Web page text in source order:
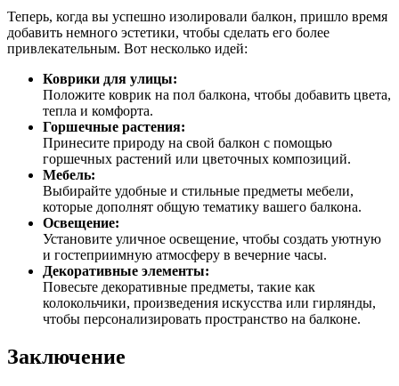
Теперь, когда вы успешно изолировали балкон, пришло время
добавить немного эстетики, чтобы сделать его более
привлекательным. Вот несколько идей:
Коврики для улицы:
Положите коврик на пол балкона, чтобы добавить цвета,
тепла и комфорта.
Горшечные растения:
Принесите природу на свой балкон с помощью
горшечных растений или цветочных композиций.
Мебель:
Выбирайте удобные и стильные предметы мебели,
которые дополнят общую тематику вашего балкона.
Освещение:
Установите уличное освещение, чтобы создать уютную
и гостеприимную атмосферу в вечерние часы.
Декоративные элементы:
Повесьте декоративные предметы, такие как
колокольчики, произведения искусства или гирлянды,
чтобы персонализировать пространство на балконе.
Заключение